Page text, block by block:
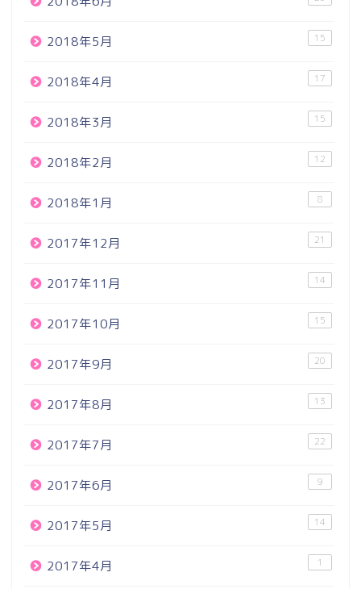
2018年5月 15
2018年4月 17
2018年3月 15
2018年2月 12
2018年1月 8
2017年12月 21
2017年11月 14
2017年10月 15
2017年9月 20
2017年8月 13
2017年7月 22
2017年6月 9
2017年5月 14
2017年4月 1